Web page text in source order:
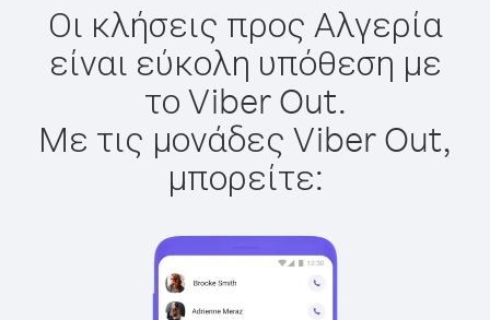
Οι κλήσεις προς Αλγερία
είναι εύκολη υπόθεση με
το Viber Out.
Με τις μονάδες Viber Out,
μπορείτε: